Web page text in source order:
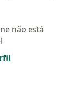
não está